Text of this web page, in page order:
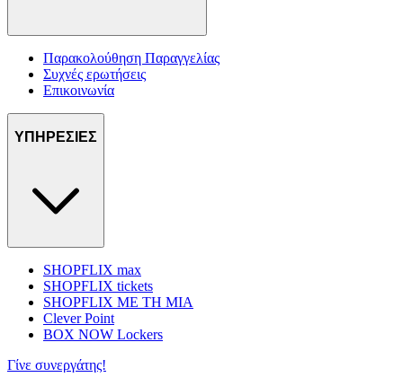
Παρακολούθηση Παραγγελίας
Συχνές ερωτήσεις
Επικοινωνία
ΥΠΗΡΕΣΙΕΣ
SHOPFLIX max
SHOPFLIX tickets
SHOPFLIX ΜΕ ΤΗ ΜΙΑ
Clever Point
BOX NOW Lockers
Γίνε συνεργάτης!